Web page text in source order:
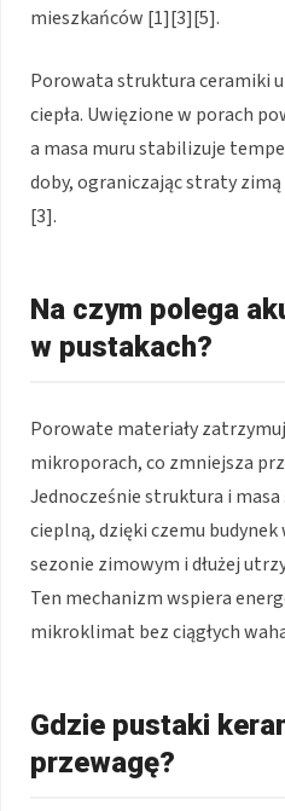
mieszkańców [1][3][5].
Porowata struktura ceramiki
ciepła. Uwięzione w porach
a masa muru stabilizuje
doby, ograniczając straty
[3].
Na czym polega
w pustakach?
Porowate materiały
mikroporach, co zmniejsza
Jednocześnie struktura i
cieplną, dzięki czemu budynek
sezonie zimowym i dłużej
Ten mechanizm wspiera
mikroklimat bez ciągłych
Gdzie pustaki
przewagę?